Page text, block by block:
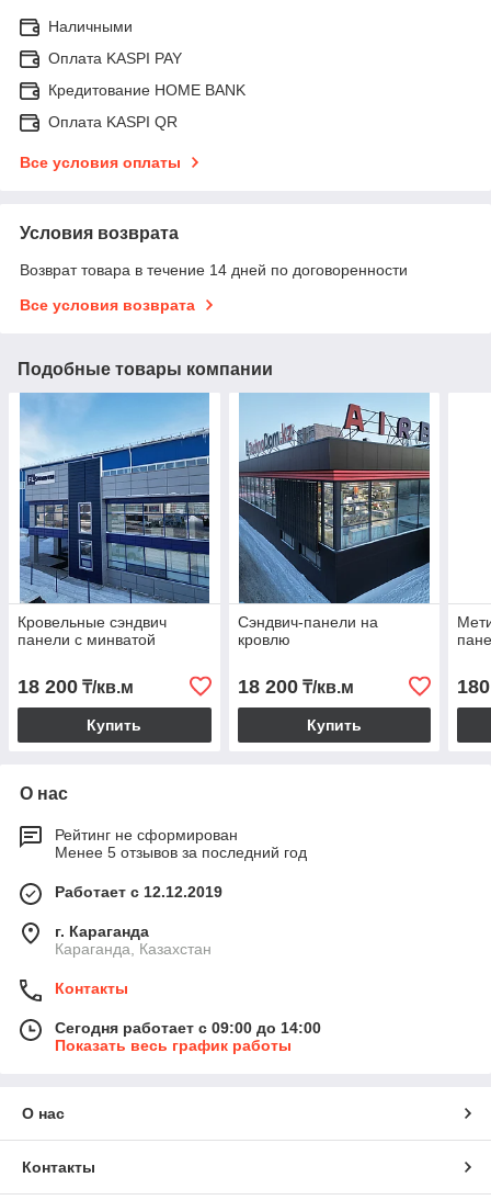
Наличными
Оплата KASPI PAY
Кредитование HOME BANK
Оплата KASPI QR
Все условия оплаты
Условия возврата
Возврат товара в течение 14 дней по договоренности
Все условия возврата
Подобные товары компании
Кровельные сэндвич
панели с минватой
18 200 ₸/кв.м
Купить
Сэндвич-панели на
кровлю
18 200₸/кв.м
Купить
180
О нас
Рейтинг не сформирован
Менее 5 отзывов за последний год
Работает с 12.12.2019
г. Караганда
Караганда, Казахстан
Контакты
Сегодня работает с 09:00 до 14:00
Показать весь график работы
О нас
Контакты